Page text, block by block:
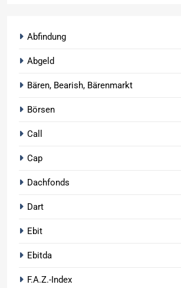
Abfindung
Abgeld
Bären, Bearish, Bärenmarkt
Börsen
Call
Cap
Dachfonds
Dart
Ebit
Ebitda
F.A.Z.-Index